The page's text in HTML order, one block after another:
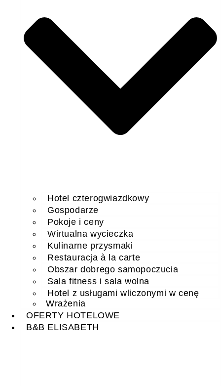
Hotel czterogwiazdkowy
Gospodarze
Pokoje i ceny
Wirtualna wycieczka
Kulinarne przysmaki
Restauracja à la carte
Obszar dobrego samopoczucia
Sala fitness i sala wolna
Hotel z usługami wliczonymi w cenę
Wrażenia
OFERTY HOTELOWE
B&B ELISABETH